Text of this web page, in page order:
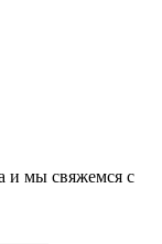
и мы свяжемся с